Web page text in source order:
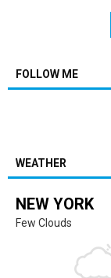
FOLLOW ME
WEATHER
NEW YORK
Few Clouds